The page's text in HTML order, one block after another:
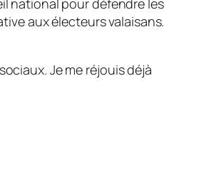
national pour défendre les
aux électeurs valaisans.
Je me réjouis déjà